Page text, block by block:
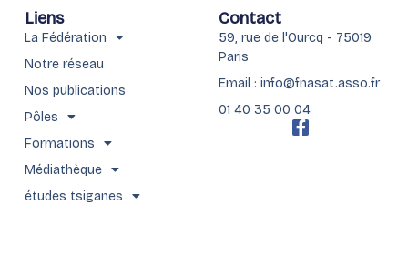
Liens
La Fédération
Notre réseau
Nos publications
Pôles
Formations
Médiathèque
études tsiganes
Contact
59, rue de l'Ourcq - 75019
Paris
Email : info@fnasat.asso.fr
01 40 35 00 04
F